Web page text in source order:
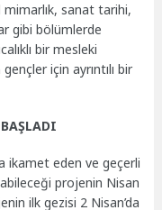
sanat tarihi,
gibi bölümlerde
bir mesleki
için ayrıntılı bir
ikamet eden ve geçerli
projenin Nisan
ilk gezisi 2 Nisan’da